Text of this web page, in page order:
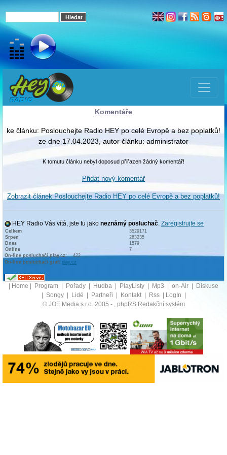
Komentáře
ke článku: Poslouchejte Radio HEY po celé Evropě a bez poplatků!
ze dne 17.04.2023, autor článku: administrator
K tomutu článku nebyl doposud přiřazen žádný komentář!
Přidat nový komentář
Zobrazit článek Poslouchejte Radio HEY po celé Evropě a bez poplatků!
HEY Radio Vás vítá, jste tu jako neznámý posluchač. Zaregistrujte se
Celkem
3529171
Srpen
283235
Dnes
1579
Online
7
On-line posluchači play.cz:
422
On-line posluchači graf: play.cz
Home Program Pořady Hudba PlayListy Mp3 on-Air
Diskuse
Songy Lidé Partneři Kontakt Rss LogIn
© JOE Media s.r.o. 2005 - , phpRS Redakční systém